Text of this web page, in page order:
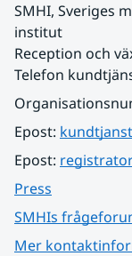
SMHI, Sveriges
institut
Reception och
Telefon
Epost:
Epost:
Press
SMHIs
Mer